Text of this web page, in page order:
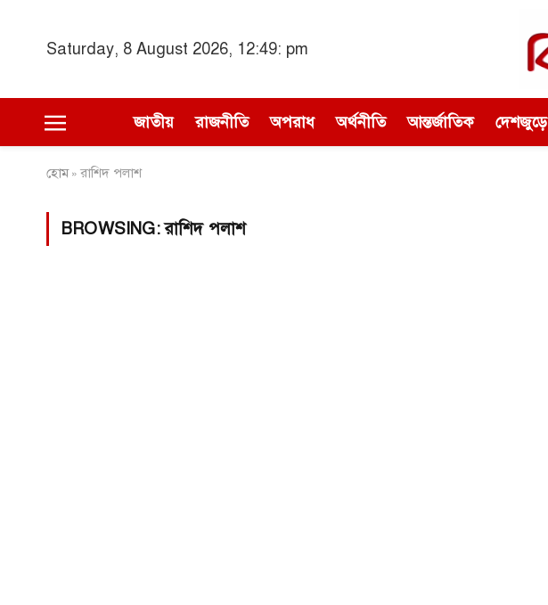
Saturday, 8 August 2026, 12:49: pm
জাতীয় রাজনীতি অপরাধ অর্থনীতি আন্তর্জাতিক দেশজুড়ে
হোম» রাশিদ পলাশ
BROWSING:রাশিদ পলাশ